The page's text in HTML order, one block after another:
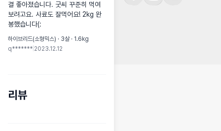
결 좋아졌습니다. 굿씨 꾸준히 먹여
보려고요. 사료도 잘먹어요! 2kg 완
봉했습니다(:
하이브리드(소형믹스) · 3살 · 1.6kg
q******* 2023.12.12
리뷰